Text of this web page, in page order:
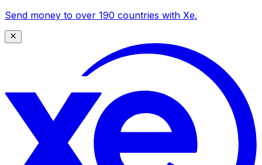
Send money to over 190 countries with Xe.